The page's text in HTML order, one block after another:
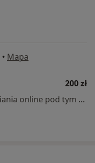
• Mapa
200 zł
Specjalista nie oferuje umawiania online pod tym adresem.